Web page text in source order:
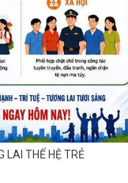
LAI THẾ HỆ TRẺ